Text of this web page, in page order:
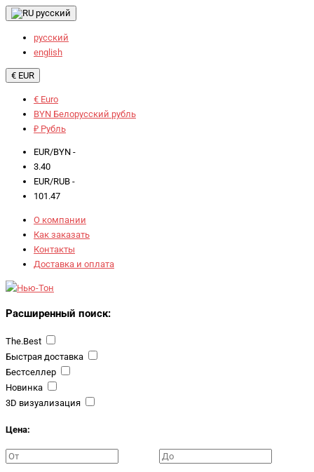
русский
русский
english
€ EUR
€ Euro
BYN Белорусский рубль
₽ Рубль
EUR/BYN -
3.40
EUR/RUB -
101.47
О компании
Как заказать
Контакты
Доставка и оплата
Расширенный поиск:
The.Best
Быстрая доставка
Бестселлер
Новинка
3D визуализация
Цена: